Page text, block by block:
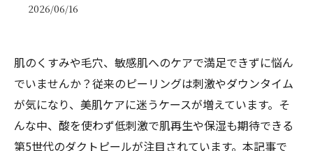
2026/06/16
肌のくすみや毛穴、敏感肌へのケアで満足できずに悩ん
でいませんか？従来のピーリングは刺激やダウンタイム
が気になり、美肌ケアに迷うケースが増えています。そ
んな中、酸を使わず低刺激で肌再生や保湿も期待できる
第5世代のダクトピールが注目されています。本記事で